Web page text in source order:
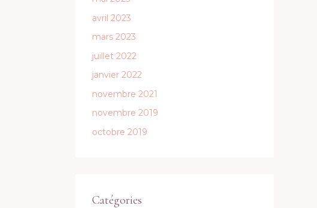
avril 2023
mars 2023
juillet 2022
janvier 2022
novembre 2021
novembre 2019
octobre 2019
Catégories